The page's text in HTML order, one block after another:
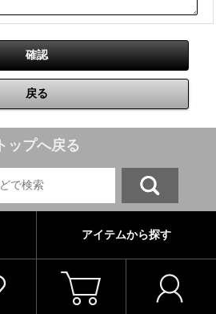
トップへ戻る
アイテムから探す